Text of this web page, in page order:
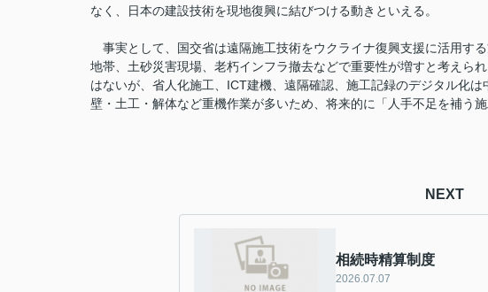
なく、日本の建設技術を現地復興に結びつける動きといえる。
事実として、国交省は遠隔施工技術をウクライナ復興支援に活用す
地帯、土砂災害現場、老朽インフラ撤去などで重要性が増すと考えら
はないが、省人化施工、ICT建機、遠隔確認、施工記録のデジタル化
壁・土工・解体など重機作業が多いため、将来的に「人手不足を補う
NEXT
相続時精算制度
2026.07.07